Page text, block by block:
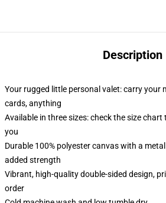
Description
Your rugged little personal valet: carry your
cards, anything
Available in three sizes: check the size
you
Durable 100% polyester canvas with a
added strength
Vibrant, high-quality double-sided design,
order